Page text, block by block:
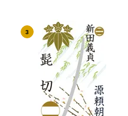
3